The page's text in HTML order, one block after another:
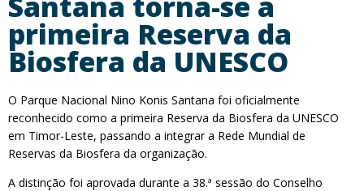
primeira Reserva da
Biosfera da UNESCO
O Parque Nacional Nino Konis Santana foi oficialmente
reconhecido como a primeira Reserva da Biosfera da UNESCO
em Timor-Leste, passando a integrar a Rede Mundial de
Reservas da Biosfera da organização.
A distinção foi aprovada durante a 38.ª sessão do Conselho